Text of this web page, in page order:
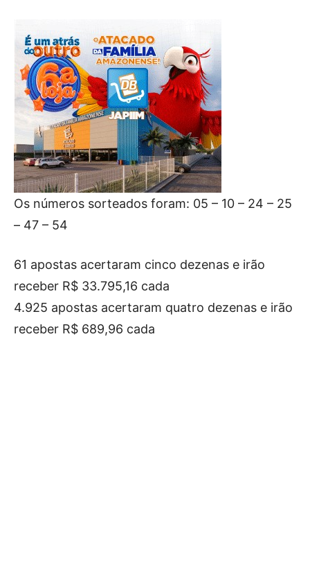
Os números sorteados foram: 05 – 10 – 24 – 25
– 47 – 54
61 apostas acertaram cinco dezenas e irão
receber R$ 33.795,16 cada
4.925 apostas acertaram quatro dezenas e irão
receber R$ 689,96 cada